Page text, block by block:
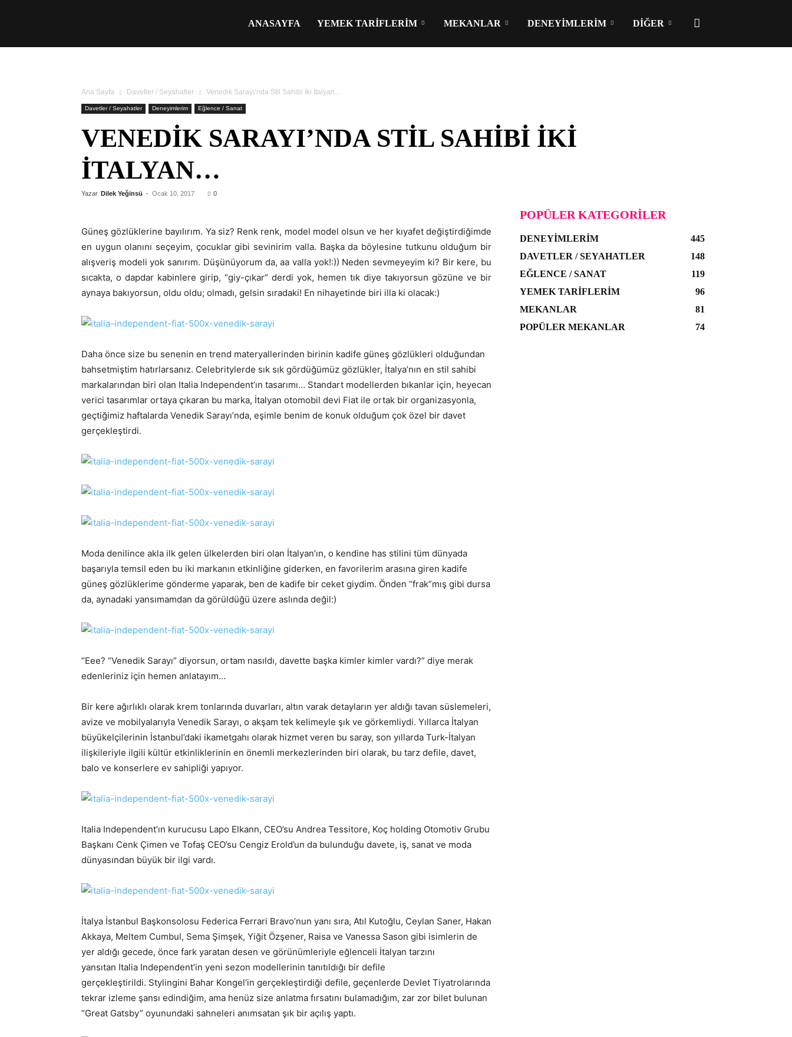
ANASAYFA YEMEK TARIFLERIM MEKANLAR DENEYIMLERIM DIĞER
Ana Sayfa Davetler / Seyahatler Venedik Sarayı’nda Stil Sahibi İki İtalyan…
Davetler / Seyahatler Deneyimlerim Eğlence / Sanat
VENEDIK SARAYI’NDA STIL SAHIBI İKI
İTALYAN…
Yazar Dilek Yeğinsü - Ocak 10, 2017 0
Güneş gözlüklerine bayılırım. Ya siz? Renk renk, model model olsun ve her kıyafet değiştirdiğimde
en uygun olanını seçeyim, çocuklar gibi sevinirim valla. Başka da böylesine tutkunu olduğum bir
alışveriş modeli yok sanırım. Düşünüyorum da, aa valla yok!:)) Neden sevmeyeyim ki? Bir kere, bu
sıcakta, o dapdar kabinlere girip, “giy-çıkar” derdi yok, hemen tık diye takıyorsun gözüne ve bir
aynaya bakıyorsun, oldu oldu; olmadı, gelsin sıradaki! En nihayetinde biri illa ki olacak:)
Daha önce size bu senenin en trend materyallerinden birinin kadife güneş gözlükleri olduğundan
bahsetmiştim hatırlarsanız. Celebritylerde sık sık gördüğümüz gözlükler, İtalya’nın en stil sahibi
markalarından biri olan Italia Independent’ın tasarımı… Standart modellerden bıkanlar için, heyecan
verici tasarımlar ortaya çıkaran bu marka, İtalyan otomobil devi Fiat ile ortak bir organizasyonla,
geçtiğimiz haftalarda Venedik Sarayı’nda, eşimle benim de konuk olduğum çok özel bir davet
gerçekleştirdi.
Moda denilince akla ilk gelen ülkelerden biri olan İtalyan’ın, o kendine has stilini tüm dünyada
başarıyla temsil eden bu iki markanın etkinliğine giderken, en favorilerim arasına giren kadife
güneş gözlüklerime gönderme yaparak, ben de kadife bir ceket giydim. Önden “frak”mış gibi dursa
da, aynadaki yansımamdan da görüldüğü üzere aslında değil:)
“Eee? “Venedik Sarayı” diyorsun, ortam nasıldı, davette başka kimler kimler vardı?” diye merak
edenleriniz için hemen anlatayım…
Bir kere ağırlıklı olarak krem tonlarında duvarları, altın varak detayların yer aldığı tavan süslemeleri,
avize ve mobilyalarıyla Venedik Sarayı, o akşam tek kelimeyle şık ve görkemliydi. Yıllarca İtalyan
büyükelçilerinin İstanbul’daki ikametgahı olarak hizmet veren bu saray, son yıllarda Turk-İtalyan
ilişkileriyle ilgili kültür etkinliklerinin en önemli merkezlerinden biri olarak, bu tarz defile, davet,
balo ve konserlere ev sahipliği yapıyor.
Italia Independent’ın kurucusu Lapo Elkann, CEO’su Andrea Tessitore, Koç holding Otomotiv Grubu
Başkanı Cenk Çimen ve Tofaş CEO’su Cengiz Erold’un da bulunduğu davete, iş, sanat ve moda
dünyasından büyük bir ilgi vardı.
İtalya İstanbul Başkonsolosu Federica Ferrari Bravo’nun yanı sıra, Atıl Kutoğlu, Ceylan Saner, Hakan
Akkaya, Meltem Cumbul, Sema Şimşek, Yiğit Özşener, Raisa ve Vanessa Sason gibi isimlerin de
yer aldığı gecede, önce fark yaratan desen ve görünümleriyle eğlenceli İtalyan tarzını
yansıtan Italia Independent’in yeni sezon modellerinin tanıtıldığı bir defile
gerçekleştirildi. Stylingini Bahar Kongel’in gerçekleştirdiği defile, geçenlerde Devlet Tiyatrolarında
tekrar izleme şansı edindiğim, ama henüz size anlatma fırsatını bulamadığım, zar zor bilet bulunan
“Great Gatsby” oyunundaki sahneleri anımsatan şık bir açılış yaptı.
POPÜLER KATEGORILER
DENEYIMLERIM
445
DAVETLER / SEYAHATLER
148
EĞLENCE / SANAT
119
YEMEK TARIFLERIM
96
MEKANLAR
81
POPÜLER MEKANLAR
74